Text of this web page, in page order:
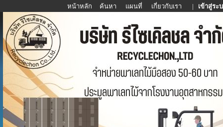
หน้าหลัก ค้นหา แผนที่ เกี่ยวกับเรา | เข้าสู่ระ